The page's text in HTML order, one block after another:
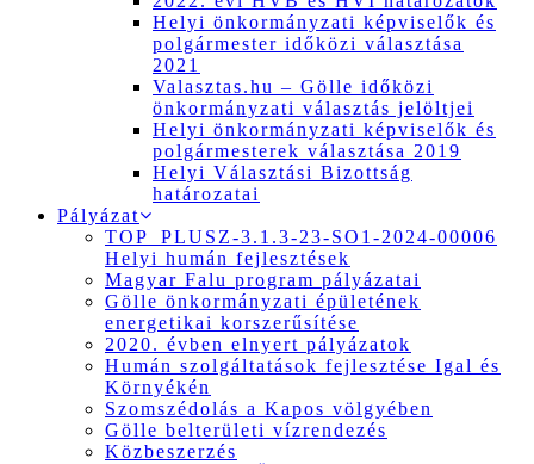
Helyi önkormányzati képviselők és
polgármester időközi választása
2021
Valasztas.hu – Gölle időközi
önkormányzati választás jelöltjei
Helyi önkormányzati képviselők és
polgármesterek választása 2019
Helyi Választási Bizottság
határozatai
Pályázat
TOP_PLUSZ-3.1.3-23-SO1-2024-00006
Helyi humán fejlesztések
Magyar Falu program pályázatai
Gölle önkormányzati épületének
energetikai korszerűsítése
2020. évben elnyert pályázatok
Humán szolgáltatások fejlesztése Igal és
Környékén
Szomszédolás a Kapos völgyében
Gölle belterületi vízrendezés
Közbeszerzés